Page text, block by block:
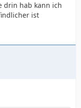
drin hab kann ich
ist